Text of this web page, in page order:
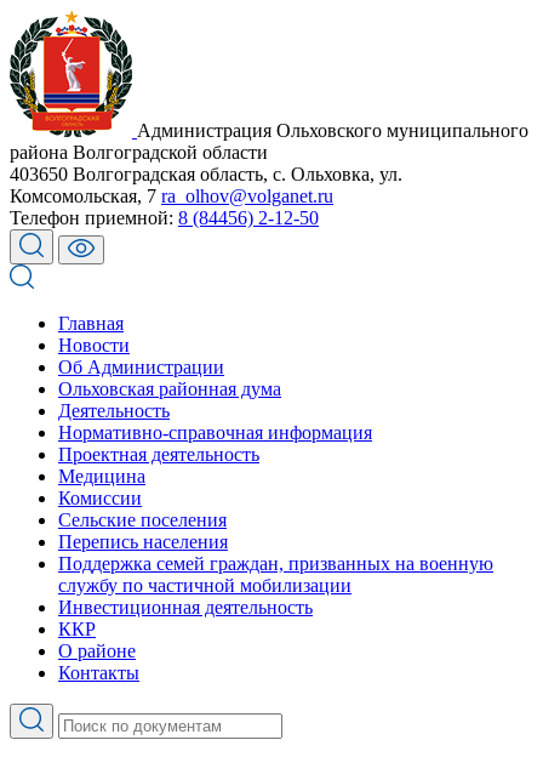
Администрация Ольховского муниципального
района Волгоградской области
403650 Волгоградская область, с. Ольховка, ул.
Комсомольская, 7 ra_olhov@volganet.ru
Телефон приемной: 8 (84456) 2-12-50
Главная
Новости
Об Администрации
Ольховская районная дума
Деятельность
Нормативно-справочная информация
Проектная деятельность
Медицина
Комиссии
Сельские поселения
Перепись населения
Поддержка семей граждан, призванных на военную
службу по частичной мобилизации
Инвестиционная деятельность
ККР
О районе
Контакты